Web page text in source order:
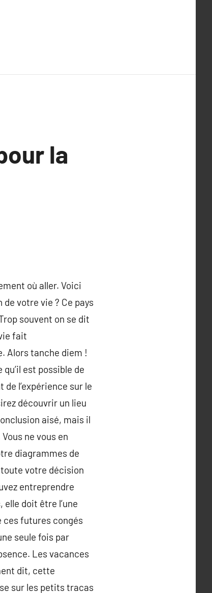
la
où aller. Voici
votre vie ? Ce pays
souvent on se dit
fait
Alors tanche diem !
est possible de
l’expérience sur le
découvrir un lieu
aisé, mais il
ne vous en
diagrammes de
votre décision
entreprendre
doit être l’une
ces futures congés
seule fois par
Les vacances
dit, cette
sur les petits tracas